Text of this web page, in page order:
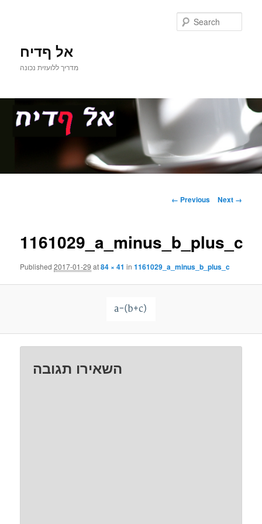
אל ףדיח
מדריך ללועזית נכונה
primary
content
Image
← Previous Next →
1161029_a_minus_b_plus_c
Published2017-01-29 at84 × 41 in1161029_a_minus_b_plus_c
השאירו תגובה